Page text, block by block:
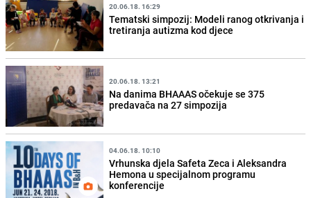
20.06.18. 16:29
Tematski simpozij: Modeli ranog otkrivanja i
tretiranja autizma kod djece
20.06.18. 13:21
Na danima BHAAAS očekuje se 375
predavača na 27 simpozija
04.06.18. 10:10
Vrhunska djela Safeta Zeca i Aleksandra
Hemona u specijalnom programu
konferencije